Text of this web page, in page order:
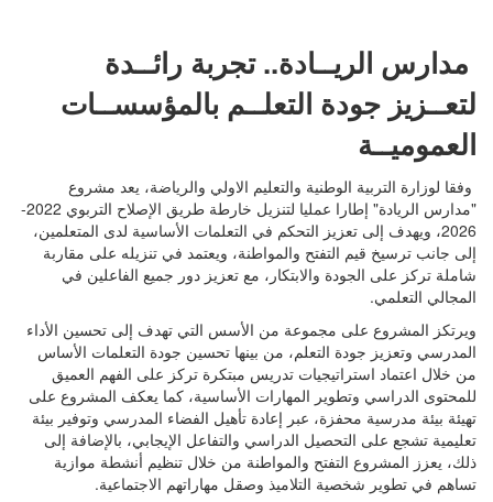
مدارس الريــادة.. تجربة رائــدة
لتعــزيز جودة التعلــم بالمؤسســات
العموميــة
وفقا لوزارة التربية الوطنية والتعليم الاولي والرياضة، يعد مشروع
"مدارس الريادة" إطارا عمليا لتنزيل خارطة طريق الإصلاح التربوي 2022-
2026، ويهدف إلى تعزيز التحكم في التعلمات الأساسية لدى المتعلمين،
إلى جانب ترسيخ قيم التفتح والمواطنة، ويعتمد في تنزيله على مقاربة
شاملة تركز على الجودة والابتكار، مع تعزيز دور جميع الفاعلين في
المجالي التعلمي.
ويرتكز المشروع على مجموعة من الأسس التي تهدف إلى تحسين الأداء
المدرسي وتعزيز جودة التعلم، من بينها تحسين جودة التعلمات الأساس
من خلال اعتماد استراتيجيات تدريس مبتكرة تركز على الفهم العميق
للمحتوى الدراسي وتطوير المهارات الأساسية، كما يعكف المشروع على
تهيئة بيئة مدرسية محفزة، عبر إعادة تأهيل الفضاء المدرسي وتوفير بيئة
تعليمية تشجع على التحصيل الدراسي والتفاعل الإيجابي، بالإضافة إلى
ذلك، يعزز المشروع التفتح والمواطنة من خلال تنظيم أنشطة موازية
تساهم في تطوير شخصية التلاميذ وصقل مهاراتهم الاجتماعية.